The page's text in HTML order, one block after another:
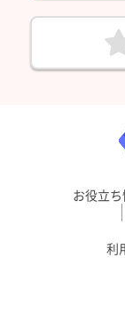
お役立
利